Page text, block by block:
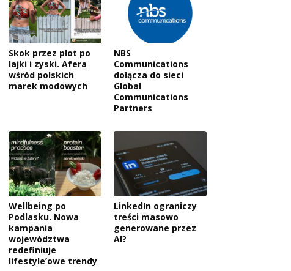
Skok przez płot po
lajki i zyski. Afera
wśród polskich
marek modowych
NBS
Communications
dołącza do sieci
Global
Communications
Partners
Wellbeing po
Podlasku. Nowa
kampania
województwa
redefiniuje
lifestyle’owe trendy
LinkedIn ograniczy
treści masowo
generowane przez
AI?